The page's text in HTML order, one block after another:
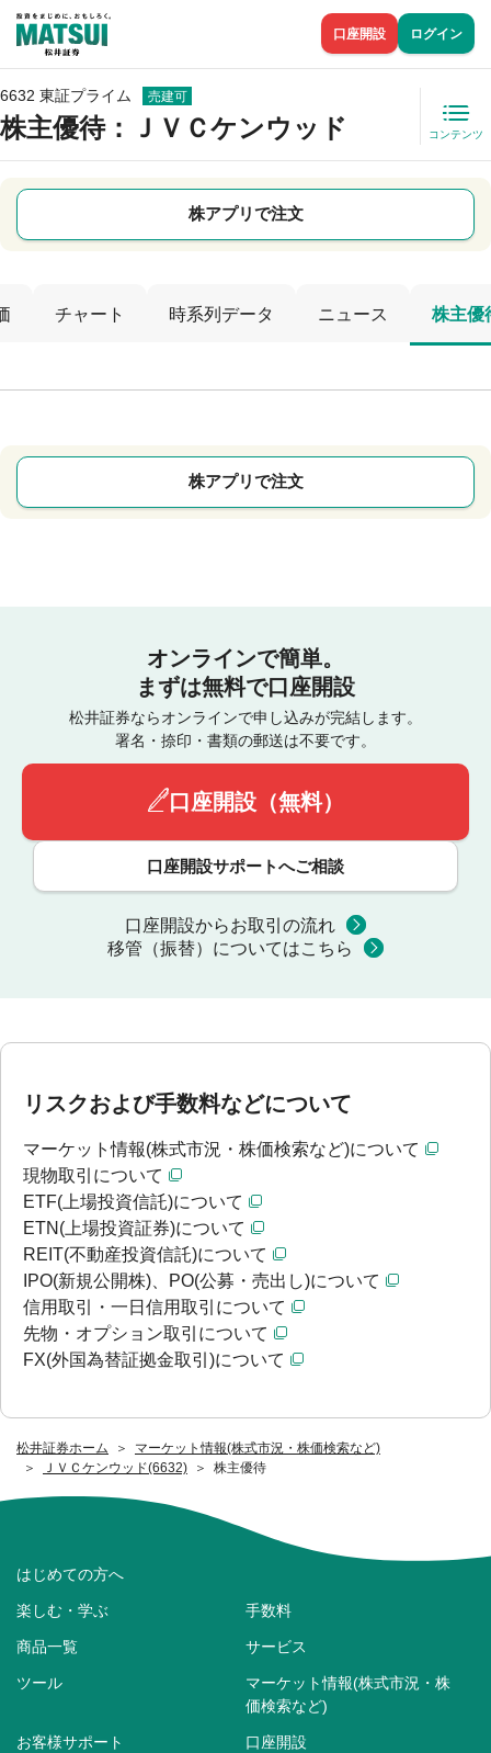
口座開設 ログイン
松井証券ホーム
マーケット情報(株式市況・株価検索など)
ＪＶＣケンウッド(6632)
株主優待
6632 東証プライム 売建可
株主優待：ＪＶＣケンウッド コンテンツ
株アプリで注文
チャート 時系列データ ニュース 株主優
株アプリで注文
オンラインで簡単。
まずは無料で口座開設
松井証券ならオンラインで申し込みが完結します。
署名・捺印・書類の郵送は不要です。
口座開設（無料）
口座開設サポートへご相談
口座開設からお取引の流れ
移管（振替）についてはこちら
リスクおよび手数料などについて
マーケット情報(株式市況・株価検索など)について
現物取引について
ETF(上場投資信託)について
ETN(上場投資証券)について
REIT(不動産投資信託)について
IPO(新規公開株)、PO(公募・売出し)について
信用取引・一日信用取引について
先物・オプション取引について
FX(外国為替証拠金取引)について
はじめての方へ
楽しむ・学ぶ 手数料
商品一覧 サービス
ツール
マーケット情報(株式市況・株
価検索など)
お客様サポート 口座開設